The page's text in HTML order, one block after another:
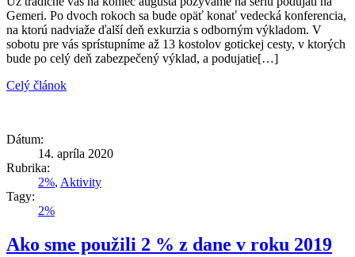
Gemeri. Po dvoch rokoch sa bude opäť konať vedecká konferencia,
na ktorú nadviaže ďalší deň exkurzia s odborným výkladom. V
sobotu pre vás sprístupníme až 13 kostolov gotickej cesty, v ktorých
bude po celý deň zabezpečený výklad, a podujatie[…]
Celý článok
Dátum:
14. apríla 2020
Rubrika:
2%, Aktivity
Tagy:
2%
Ako sme použili 2 % z dane v roku 2019